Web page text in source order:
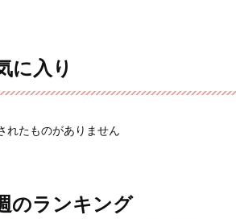
に入り
れたものがありません
のランキング